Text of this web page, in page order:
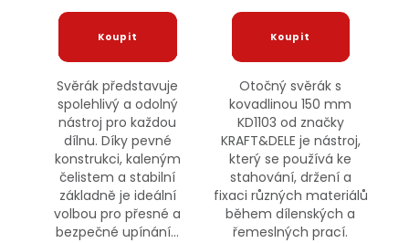
Svěrák představuje
spolehlivý a odolný
nástroj pro každou
dílnu. Díky pevné
konstrukci, kaleným
čelistem a stabilní
základně je ideální
volbou pro přesné a
bezpečné upínání...
Otočný svěrák s
kovadlinou 150 mm
KD1103 od značky
KRAFT&DELE je nástroj,
který se používá ke
stahování, držení a
fixaci různých materiálů
během dílenských a
řemeslných prací.